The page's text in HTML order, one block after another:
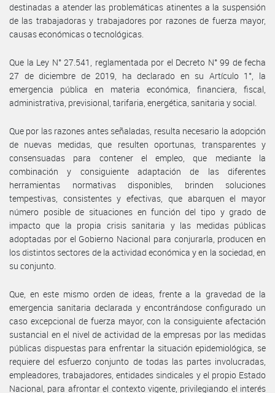
destinadas a atender las problemáticas atinentes a la suspensión
de las trabajadoras y trabajadores por razones de fuerza mayor,
causas económicas o tecnológicas.
Que la Ley N° 27.541, reglamentada por el Decreto N° 99 de fecha
27 de diciembre de 2019, ha declarado en su Artículo 1°, la
emergencia pública en materia económica, financiera, fiscal,
administrativa, previsional, tarifaria, energética, sanitaria y social.
Que por las razones antes señaladas, resulta necesario la adopción
de nuevas medidas, que resulten oportunas, transparentes y
consensuadas para contener el empleo, que mediante la
combinación y consiguiente adaptación de las diferentes
herramientas normativas disponibles, brinden soluciones
tempestivas, consistentes y efectivas, que abarquen el mayor
número posible de situaciones en función del tipo y grado de
impacto que la propia crisis sanitaria y las medidas públicas
adoptadas por el Gobierno Nacional para conjurarla, producen en
los distintos sectores de la actividad económica y en la sociedad, en
su conjunto.
Que, en este mismo orden de ideas, frente a la gravedad de la
emergencia sanitaria declarada y encontrándose configurado un
caso excepcional de fuerza mayor, con la consiguiente afectación
sustancial en el nivel de actividad de la empresas por las medidas
públicas dispuestas para enfrentar la situación epidemiológica, se
requiere del esfuerzo conjunto de todas las partes involucradas,
empleadores, trabajadores, entidades sindicales y el propio Estado
Nacional, para afrontar el contexto vigente, privilegiando el interés